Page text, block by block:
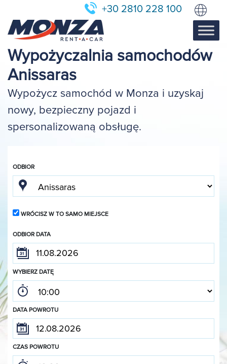
+30 2810 228 100
Wypożyczalnia samochodów
Anissaras
Wypożycz samochód w Monza i uzyskaj
nowy, bezpieczny pojazd i
spersonalizowaną obsługę.
ODBIOR
WRÓCISZ W TO SAMO MIEJSCE
ODBIOR DATA
WYBIERZ DATĘ
DATA POWROTU
CZAS POWROTU